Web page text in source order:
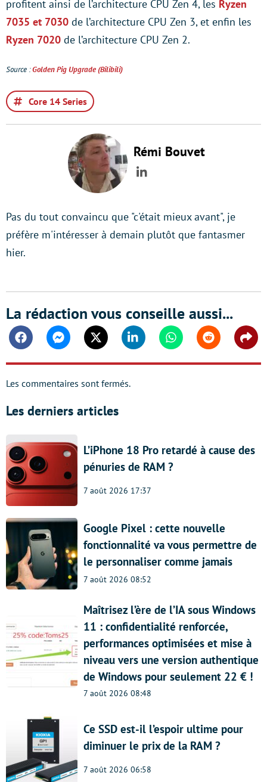
profitent ainsi de l’architecture CPU Zen 4, les Ryzen
7035 et 7030 de l’architecture CPU Zen 3, et enfin les
Ryzen 7020 de l’architecture CPU Zen 2.
Source :Golden Pig Upgrade (Bilibili)
Core 14 Series
Rémi Bouvet
LinkedIn
Pas du tout convaincu que "c'était mieux avant", je
préfère m'intéresser à demain plutôt que fantasmer
hier.
La rédaction vous conseille aussi...
FacebookMessengerTwitter Linkedin WhatsappReddit
Les commentaires sont fermés.
Les derniers articles
L’iPhone 18 Pro retardé à cause des
pénuries de RAM ?
7 août 2026 17:37
Google Pixel : cette nouvelle
fonctionnalité va vous permettre de
le personnaliser comme jamais
7 août 2026 08:52
Maîtrisez l’ère de l’IA sous Windows
11 : confidentialité renforcée,
performances optimisées et mise à
niveau vers une version authentique
de Windows pour seulement 22 € !
7 août 2026 08:48
Ce SSD est-il l’espoir ultime pour
diminuer le prix de la RAM ?
7 août 2026 06:58